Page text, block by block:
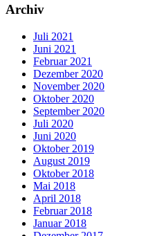
Archiv
Juli 2021
Juni 2021
Februar 2021
Dezember 2020
November 2020
Oktober 2020
September 2020
Juli 2020
Juni 2020
Oktober 2019
August 2019
Oktober 2018
Mai 2018
April 2018
Februar 2018
Januar 2018